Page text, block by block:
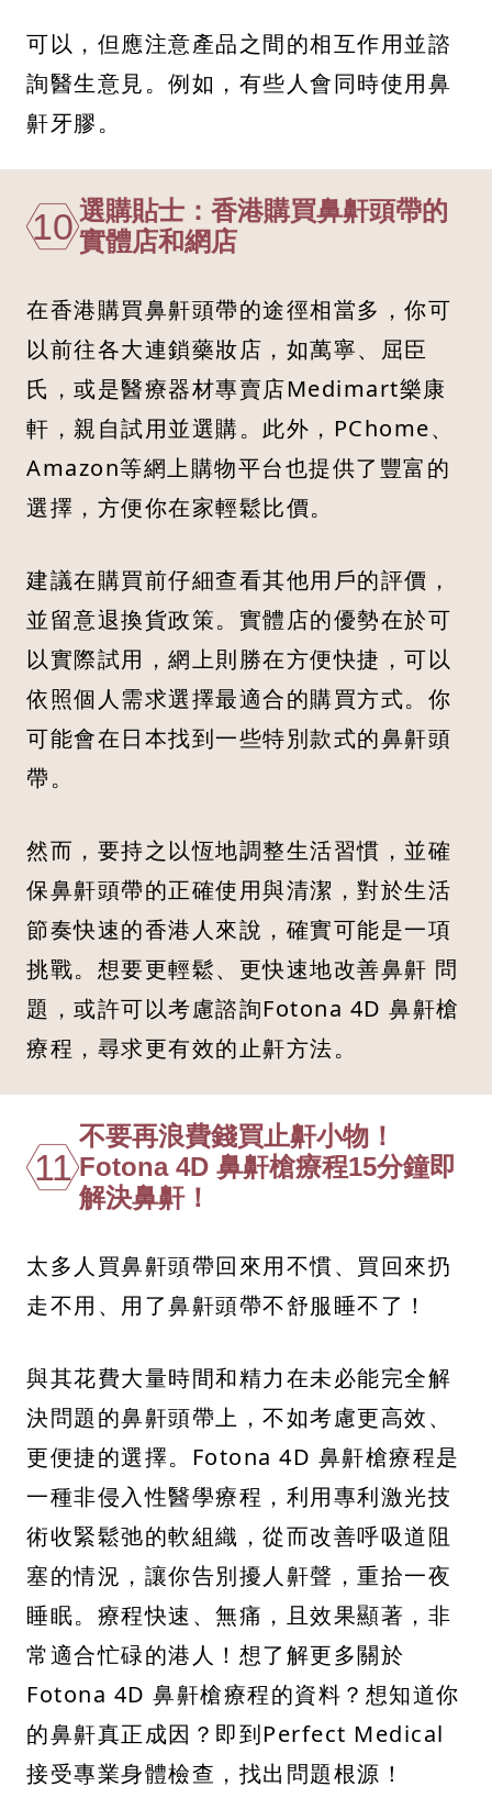
可以，但應注意產品之間的相互作用並諮
詢醫生意見。例如，有些人會同時使用鼻
鼾牙膠。
10選購貼士：香港購買鼻鼾頭帶的
實體店和網店
在香港購買鼻鼾頭帶的途徑相當多，你可
以前往各大連鎖藥妝店，如萬寧、屈臣
氏，或是醫療器材專賣店Medimart樂康
軒，親自試用並選購。此外，PChome、
Amazon等網上購物平台也提供了豐富的
選擇，方便你在家輕鬆比價。
建議在購買前仔細查看其他用戶的評價，
並留意退換貨政策。實體店的優勢在於可
以實際試用，網上則勝在方便快捷，可以
依照個人需求選擇最適合的購買方式。你
可能會在日本找到一些特別款式的鼻鼾頭
帶。
然而，要持之以恆地調整生活習慣，並確
保鼻鼾頭帶的正確使用與清潔，對於生活
節奏快速的香港人來說，確實可能是一項
挑戰。想要更輕鬆、更快速地改善鼻鼾 問
題，或許可以考慮諮詢Fotona 4D 鼻鼾槍
療程，尋求更有效的止鼾方法。
11
不要再浪費錢買止鼾小物！
Fotona 4D 鼻鼾槍療程15分鐘即
解決鼻鼾！
太多人買鼻鼾頭帶回來用不慣、買回來扔
走不用、用了鼻鼾頭帶不舒服睡不了！
與其花費大量時間和精力在未必能完全解
決問題的鼻鼾頭帶上，不如考慮更高效、
更便捷的選擇。Fotona 4D 鼻鼾槍療程是
一種非侵入性醫學療程，利用專利激光技
術收緊鬆弛的軟組織，從而改善呼吸道阻
塞的情況，讓你告別擾人鼾聲，重拾一夜
睡眠。療程快速、無痛，且效果顯著，非
常適合忙碌的港人！想了解更多關於
Fotona 4D 鼻鼾槍療程的資料？想知道你
的鼻鼾真正成因？即到Perfect Medical
接受專業身體檢查，找出問題根源！